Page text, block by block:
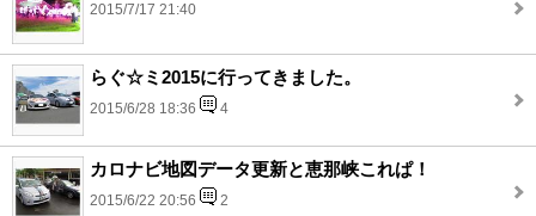
2015/7/17 21:40
らぐ☆ミ2015に行ってきました。
2015/6/28 18:36 4
カロナビ地図データ更新と恵那峡これぱ！
2015/6/22 20:56 2